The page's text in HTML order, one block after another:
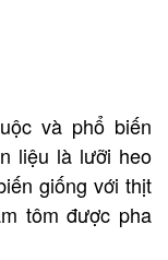
và phổ biến
liệu là lưỡi heo
giống với thịt
tôm được pha